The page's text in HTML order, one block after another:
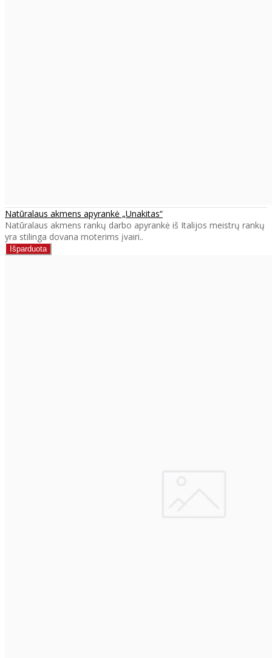
Natūralaus akmens apyrankė „Unakitas“
Natūralaus akmens rankų darbo apyrankė iš Italijos meistrų rankų
yra stilinga dovana moterims įvairi..